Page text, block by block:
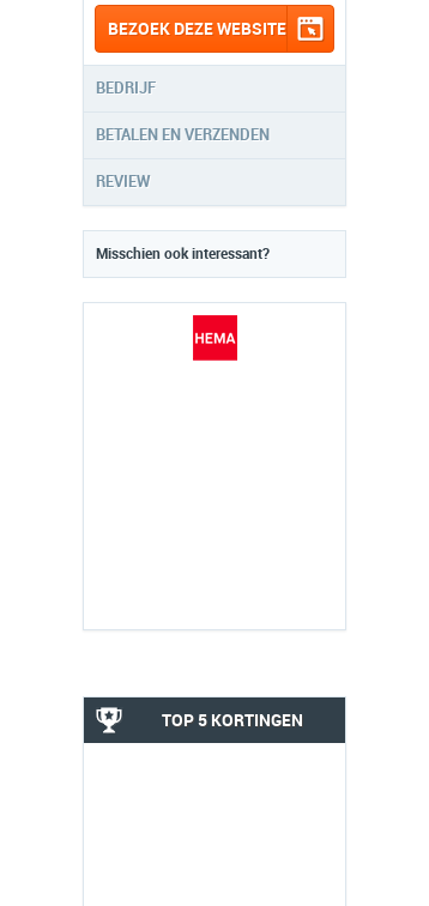
BEZOEK DEZE WEBSITE
BEDRIJF
BETALEN EN VERZENDEN
REVIEW
Misschien ook interessant?
TOP 5 KORTINGEN